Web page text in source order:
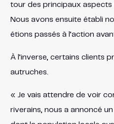
tour des principaux aspects
Nous avons ensuite établi
étions passés à l’action
À l’inverse, certains clients
autruches.
« Je vais attendre de voir
riverains, nous a annoncé